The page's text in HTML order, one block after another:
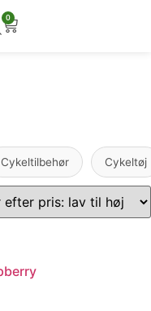
0
Cykeltilbehør Cykeltøj